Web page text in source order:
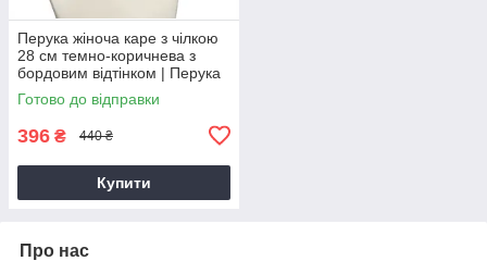
Перука жіноча каре з чілкою
28 см темно-коричнева з
бордовим відтінком | Перука
для косплею, фотосесій,
щоденного образу
Готово до відправки
396 ₴ 440 ₴
Купити
Про нас